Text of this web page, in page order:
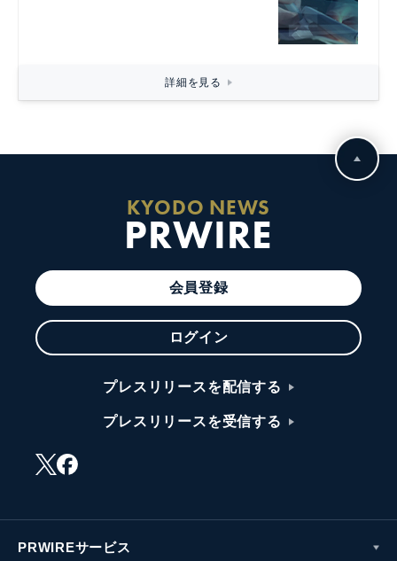
詳細を見る
KYODO NEWS
PRWIRE
会員登録
ログイン
プレスリリースを配信する
プレスリリースを受信する
PRWIREサービス